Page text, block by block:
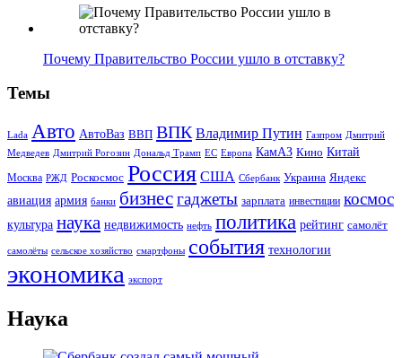
Почему Правительство России ушло в отставку?
Темы
Lada Авто АвтоВаз ВВП ВПК Владимир Путин Газпром Дмитрий
Медведев Дмитрий Рогозин Дональд Трамп ЕС Европа КамАЗ Кино Китай
Москва РЖД Роскосмос Россия США Сбербанк Украина Яндекс
авиация армия банки бизнесгаджеты зарплата инвестиции космос
культура наука недвижимость нефть политика рейтинг самолёт
самолёты сельское хозяйство смартфоны события технологии
экономика экспорт
Наука